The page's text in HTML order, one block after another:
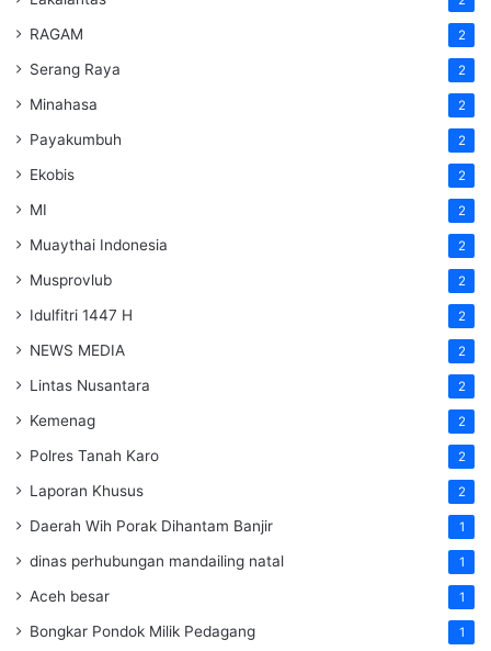
RAGAM 2
Serang Raya 2
Minahasa 2
Payakumbuh 2
Ekobis 2
MI 2
Muaythai Indonesia 2
Musprovlub 2
Idulfitri 1447 H 2
NEWS MEDIA 2
Lintas Nusantara 2
Kemenag 2
Polres Tanah Karo 2
Laporan Khusus 2
Daerah Wih Porak Dihantam Banjir 1
dinas perhubungan mandailing natal 1
Aceh besar 1
Bongkar Pondok Milik Pedagang 1